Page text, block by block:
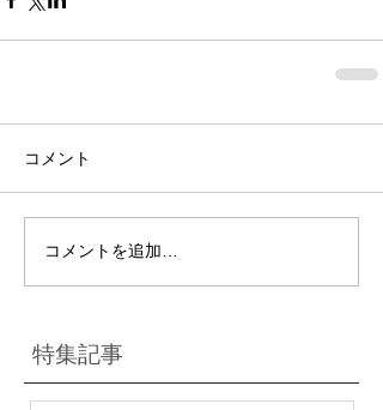
コメント
コメントを追加…
特集記事